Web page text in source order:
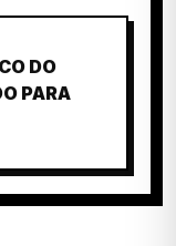
DO
PARA